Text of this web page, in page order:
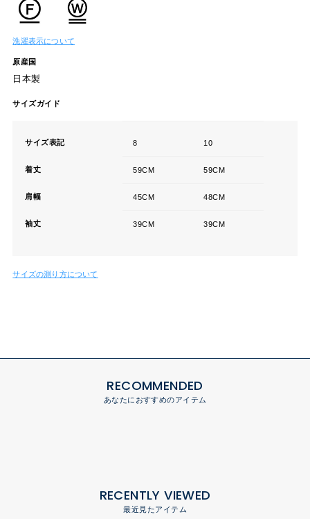
洗濯表示について
原産国
日本製
サイズガイド
サイズ表記 8 10
着丈 59CM 59CM
肩幅 45CM 48CM
袖丈 39CM 39CM
サイズの測り方について
RECOMMENDED
あなたにおすすめのアイテム
RECENTLY VIEWED
最近見たアイテム